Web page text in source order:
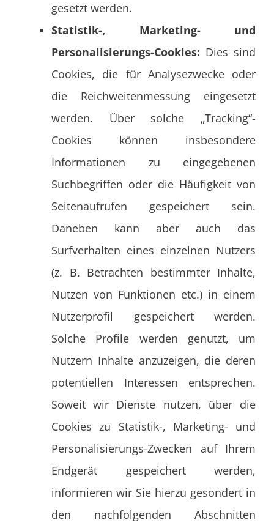
gesetzt werden.
Statistik-, Marketing- und
Personalisierungs-Cookies: Dies sind
Cookies, die für Analysezwecke oder
die Reichweitenmessung eingesetzt
werden. Über solche „Tracking“-
Cookies können insbesondere
Informationen zu eingegebenen
Suchbegriffen oder die Häufigkeit von
Seitenaufrufen gespeichert sein.
Daneben kann aber auch das
Surfverhalten eines einzelnen Nutzers
(z. B. Betrachten bestimmter Inhalte,
Nutzen von Funktionen etc.) in einem
Nutzerprofil gespeichert werden.
Solche Profile werden genutzt, um
Nutzern Inhalte anzuzeigen, die deren
potentiellen Interessen entsprechen.
Soweit wir Dienste nutzen, über die
Cookies zu Statistik-, Marketing- und
Personalisierungs-Zwecken auf Ihrem
Endgerät gespeichert werden,
informieren wir Sie hierzu gesondert in
den nachfolgenden Abschnitten